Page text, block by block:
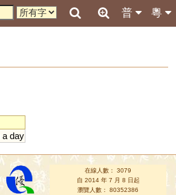
粵
普
a day
在線人數： 3079
自 2014 年 7 月 8 日起
瀏覽人數： 80352386